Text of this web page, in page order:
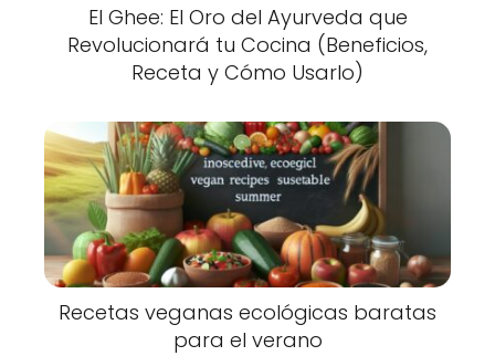
El Ghee: El Oro del Ayurveda que
Revolucionará tu Cocina (Beneficios,
Receta y Cómo Usarlo)
Recetas veganas ecológicas baratas
para el verano